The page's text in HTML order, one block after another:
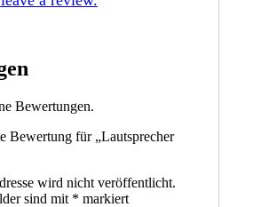
Bewertungen.
Bewertung für „Lautsprecher
wird nicht veröffentlicht.
sind mit * markiert